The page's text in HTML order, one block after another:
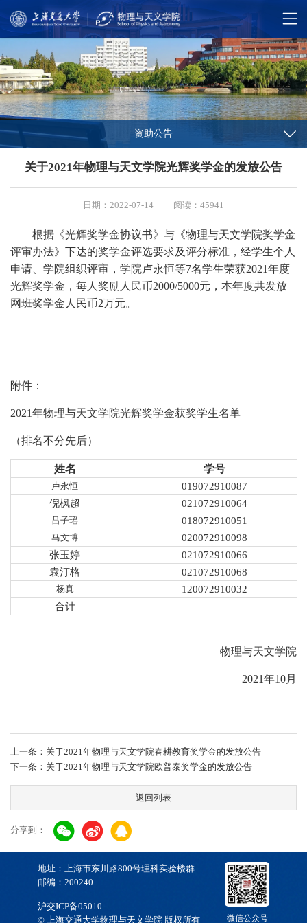
资助公告
关于2021年物理与天文学院光辉奖学金的发放公告
日期：2022-07-14 阅读：45941
根据《光辉奖学金协议书》与《物理与天文学院奖学金
评审办法》下达的奖学金评选要求及评分标准，经学生个人
申请、学院组织评审，学院卢永恒等7名学生荣获2021年度
光辉奖学金，每人奖励人民币2000/5000元，本年度共发放
网班奖学金人民币2万元。
附件：
2021年物理与天文学院光辉奖学金获奖学生名单
（排名不分先后）
姓名 学号
卢永恒
019072910087
倪枫超
021072910064
吕子瑶 018072910051
马文博
020072910098
张玉婷
021072910066
袁汀格
021072910068
杨真
120072910032
合计
物理与天文学院
2021年10月
上一条：关于2021年物理与天文学院春耕教育奖学金的发放公告
下一条：关于2021年物理与天文学院欧普泰奖学金的发放公告
返回列表
分享到：
地址：上海市东川路800号理科实验楼群
邮编：200240
沪交ICP备05010
© 上海交通大学物理与天文学院 版权所有
微信公众号